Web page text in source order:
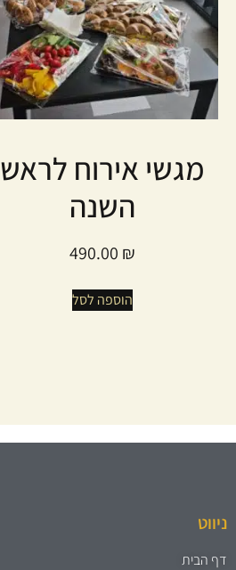
מגשי אירוח לראש
השנה
490.00 ₪
הוספה לסל
ניווט
דף הבית